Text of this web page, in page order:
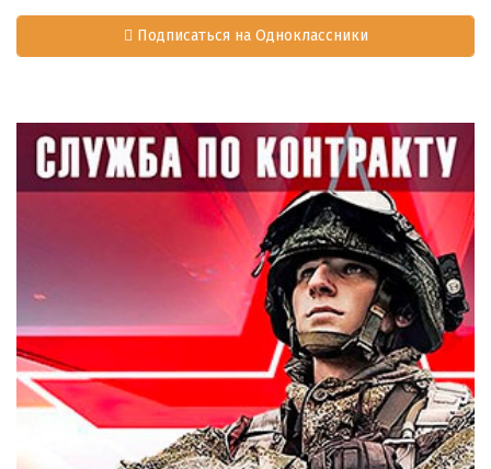
Подписаться на Одноклассники